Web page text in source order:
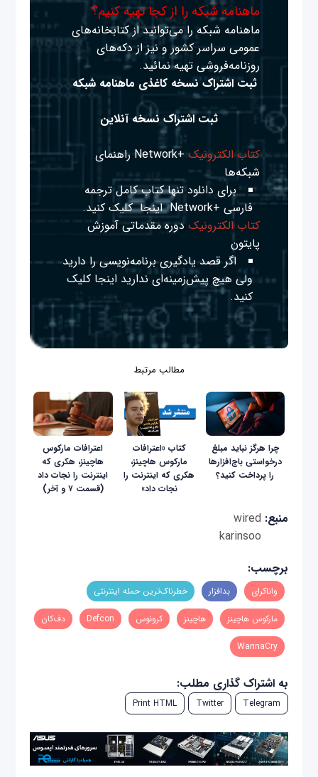
ماهنامه شبکه را از کجا تهیه کنیم؟
ماهنامه شبکه را می‌توانید از کتابخانه‌های
عمومی سراسر کشور و نیز از دکه‌های
روزنامه‌فروشی تهیه نمائید.
ثبت اشتراک نسخه کاغذی ماهنامه شبکه
ثبت اشتراک نسخه آنلاین
کتاب الکترونیک
+Network راهنمای
شبکه‌ها
برای دانلود تنها کتاب کامل ترجمه
فارسی +Network
اینجا کلیک کنید.
کتاب الکترونیک دوره مقدماتی آموزش
پایتون
اگر قصد یادگیری برنامه‌نویسی را دارید
ولی هیچ پیش‌زمینه‌ای نداریداینجا کلیک
کنید.
مطالب مرتبط
چرا هرگز نباید مبلغ
درخواستی باج‌افزارها
را پرداخت کنید؟
کتاب «اعترافات
مارکوس هاچینز،
هکری که اینترنت را
نجات داد»
اعترافات مارکوس
هاچینز، هکری که
اینترنت را نجات داد
(قسمت ۷ و آخر)
منبع: wired
karinsoo
برچسب:
واناکرای بدافزار خطرناک‌ترین حمله اینترنتی
مارکوس هاچینز هاچینز کرونوس‌ Defcon دف‌کان
WannaCry
به اشتراک گذاری مطلب:
Telegram
Twitter
Print HTML